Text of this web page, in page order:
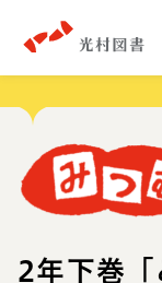
2年下巻「